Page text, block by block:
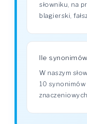
słowniku, na
blagierski,
Ile
W naszym
10
znaczeniowych.